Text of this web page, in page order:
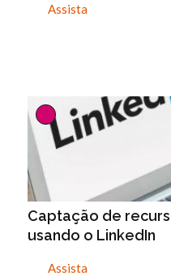
Assista
Captação de
usando o LinkedIn
Assista